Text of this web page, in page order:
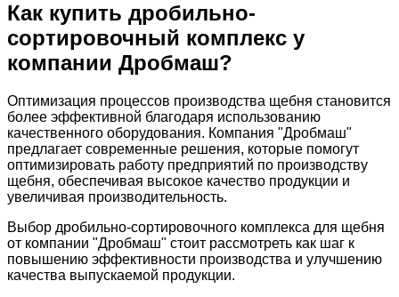
Как купить дробильно-
сортировочный комплекс у
компании Дробмаш?
Оптимизация процессов производства щебня становится
более эффективной благодаря использованию
качественного оборудования. Компания "Дробмаш"
предлагает современные решения, которые помогут
оптимизировать работу предприятий по производству
щебня, обеспечивая высокое качество продукции и
увеличивая производительность.
Выбор дробильно-сортировочного комплекса для щебня
от компании "Дробмаш" стоит рассмотреть как шаг к
повышению эффективности производства и улучшению
качества выпускаемой продукции.